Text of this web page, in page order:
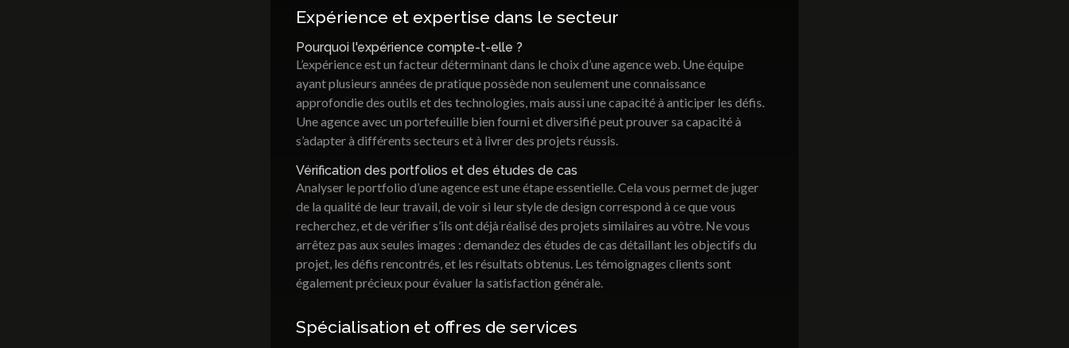
Expérience et expertise dans le secteur
Pourquoi l'expérience compte-t-elle ?
L’expérience est un facteur déterminant dans le choix d’une agence web. Une équipe
ayant plusieurs années de pratique possède non seulement une connaissance
approfondie des outils et des technologies, mais aussi une capacité à anticiper les défis.
Une agence avec un portefeuille bien fourni et diversifié peut prouver sa capacité à
s’adapter à différents secteurs et à livrer des projets réussis.
Vérification des portfolios et des études de cas
Analyser le portfolio d’une agence est une étape essentielle. Cela vous permet de juger
de la qualité de leur travail, de voir si leur style de design correspond à ce que vous
recherchez, et de vérifier s’ils ont déjà réalisé des projets similaires au vôtre. Ne vous
arrêtez pas aux seules images : demandez des études de cas détaillant les objectifs du
projet, les défis rencontrés, et les résultats obtenus. Les témoignages clients sont
également précieux pour évaluer la satisfaction générale.
Spécialisation et offres de services